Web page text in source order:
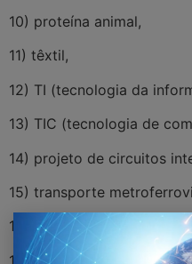
10) proteína animal,
11) têxtil,
12) TI (tecnologia da
13) TIC (tecnologia de
14) projeto de circuitos
15) transporte
16) transporte rodoviário
17) transporte rodoviário